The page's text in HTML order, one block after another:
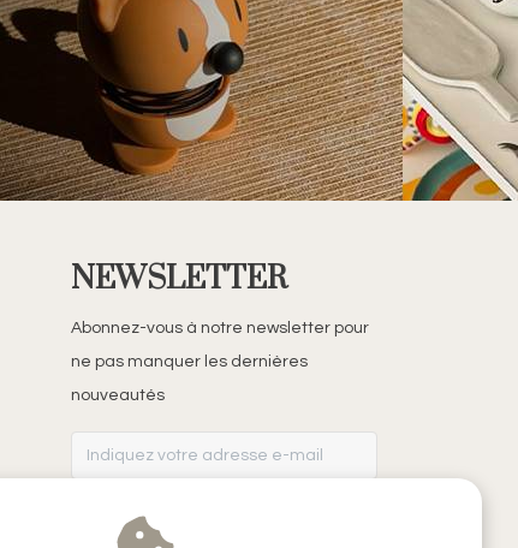
NEWSLETTER
Abonnez-vous à notre newsletter pour
ne pas manquer les dernières
nouveautés
S'ABONNER